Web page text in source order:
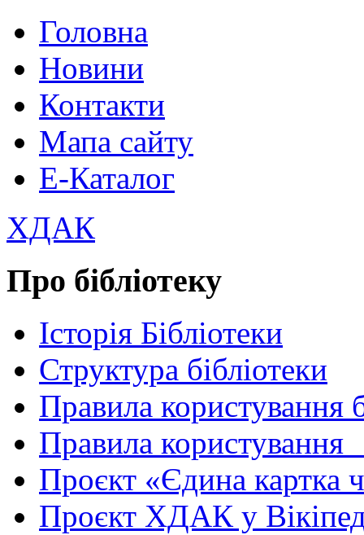
Головна
Новини
Контакти
Мапа сайту
Е-Каталог
ХДАК
Про бібліотеку
Історія Бібліотеки
Структура бібліотеки
Правила користування
Правила
Проєкт «Єдина картка
Проєкт ХДАК у